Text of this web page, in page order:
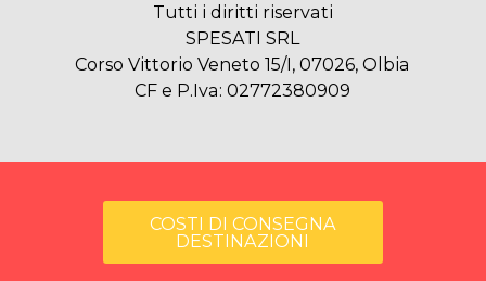
Tutti i diritti riservati
SPESATI SRL
Corso Vittorio Veneto 15/I, 07026, Olbia
CF e P.Iva: 02772380909
COSTI DI CONSEGNA
DESTINAZIONI